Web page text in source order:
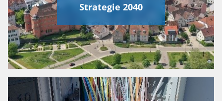
Strategie 2040